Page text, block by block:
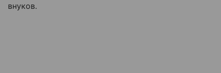
внуков.